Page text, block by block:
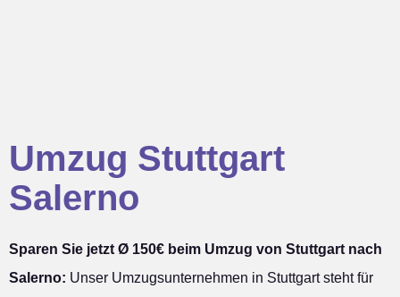
Umzug Stuttgart
Salerno
Sparen Sie jetzt Ø 150€ beim Umzug von Stuttgart nach
Salerno: Unser Umzugsunternehmen in Stuttgart steht für